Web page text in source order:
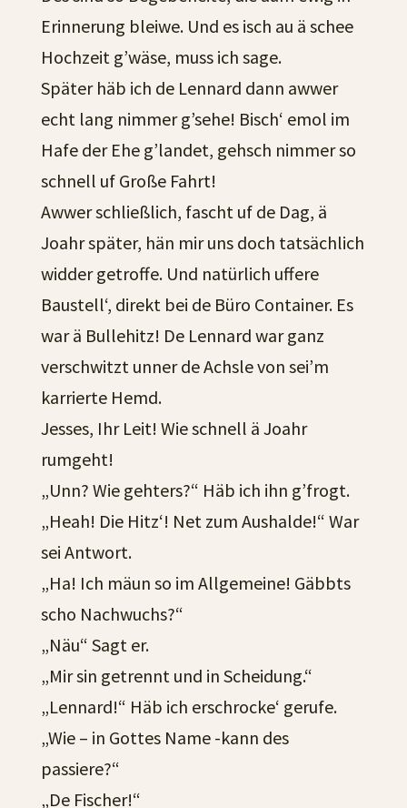
Erinnerung bleiwe. Und es isch au ä schee
Hochzeit g’wäse, muss ich sage.
Später häb ich de Lennard dann awwer
echt lang nimmer g’sehe! Bisch‘ emol im
Hafe der Ehe g’landet, gehsch nimmer so
schnell uf Große Fahrt!
Awwer schließlich, fascht uf de Dag, ä
Joahr später, hän mir uns doch tatsächlich
widder getroffe. Und natürlich uffere
Baustell‘, direkt bei de Büro Container. Es
war ä Bullehitz! De Lennard war ganz
verschwitzt unner de Achsle von sei’m
karrierte Hemd.
Jesses, Ihr Leit! Wie schnell ä Joahr
rumgeht!
„Unn? Wie gehters?“ Häb ich ihn g’frogt.
„Heah! Die Hitz‘! Net zum Aushalde!“ War
sei Antwort.
„Ha! Ich mäun so im Allgemeine! Gäbbts
scho Nachwuchs?“
„Näu“ Sagt er.
„Mir sin getrennt und in Scheidung.“
„Lennard!“ Häb ich erschrocke‘ gerufe.
„Wie – in Gottes Name -kann des
passiere?“
„De Fischer!“